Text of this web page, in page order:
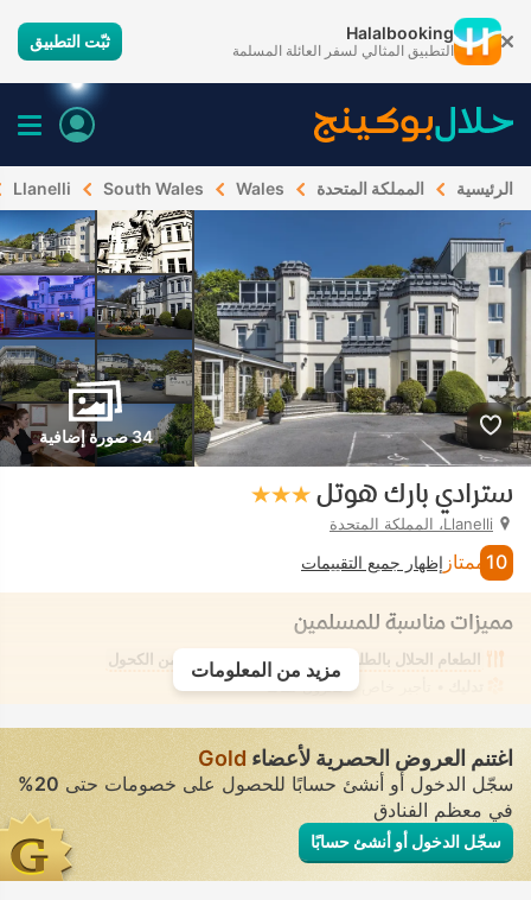
Halalbooking
التطبيق المثالي لسفر العائلة المسلمة ثبّت التطبيق
الرئيسية المملكة المتحدة Wales
South Wales
Llanelli
34 صورة إضافية
سترادي بارك هوتل
Llanelli، المملكة المتحدة
10 ممتاز إظهار جميع التقييمات
مميزات مناسبة للمسلمين
الطعام الحلال بالطلب المُسبق
غرفة خالية من الكحول
• تأجير خاص • معزول تمامًا
مزيد من المعلومات
اغتنم العروض الحصرية لأعضاء Gold
سجّل الدخول أو أنشئ حسابًا للحصول على خصومات حتى20%
في معظم الفنادق
سجّل الدخول أو أنشئ حسابًا